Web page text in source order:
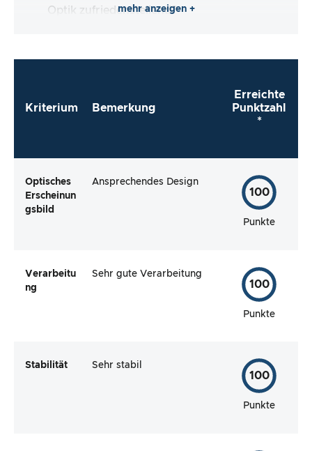
Optik zufriedenstellend?
mehr anzeigen +
Kriterium Bemerkung
Erreichte
Punktzahl
*
Optisches
Erscheinun
gsbild
Ansprechendes Design
100
Punkte
Verarbeitu
ng
Sehr gute Verarbeitung
100
Punkte
Stabilität Sehr stabil
100
Punkte